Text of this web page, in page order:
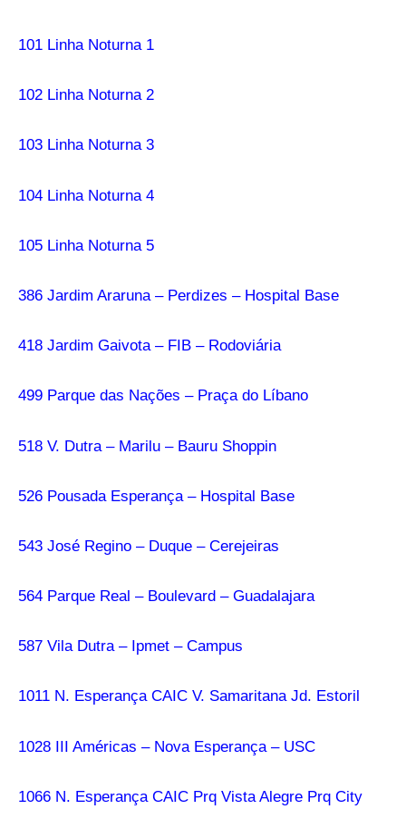
101 Linha Noturna 1
102 Linha Noturna 2
103 Linha Noturna 3
104 Linha Noturna 4
105 Linha Noturna 5
386 Jardim Araruna – Perdizes – Hospital Base
418 Jardim Gaivota – FIB – Rodoviária
499 Parque das Nações – Praça do Líbano
518 V. Dutra – Marilu – Bauru Shoppin
526 Pousada Esperança – Hospital Base
543 José Regino – Duque – Cerejeiras
564 Parque Real – Boulevard – Guadalajara
587 Vila Dutra – Ipmet – Campus
1011 N. Esperança CAIC V. Samaritana Jd. Estoril
1028 III Américas – Nova Esperança – USC
1066 N. Esperança CAIC Prq Vista Alegre Prq City